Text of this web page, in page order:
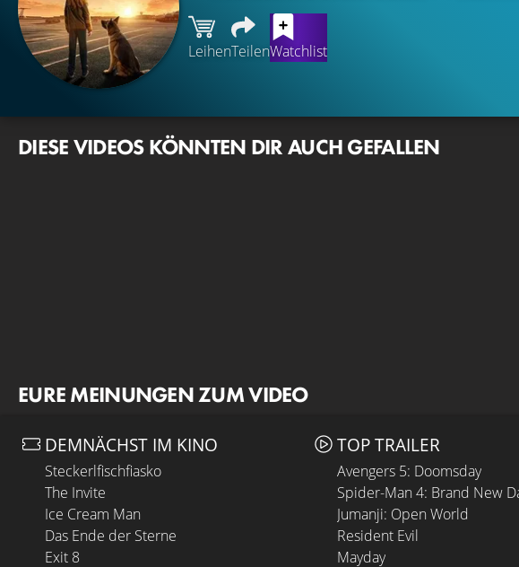
LeihenTeilenWatchlist
DIESE VIDEOS KÖNNTEN DIR AUCH GEFALLEN
EURE MEINUNGEN ZUM VIDEO
DEMNÄCHST IM KINO
Steckerlfischfiasko
The Invite
Ice Cream Man
Das Ende der Sterne
Exit 8
TOP TRAILER
Avengers 5: Doomsday
Spider-Man 4: Brand New
Jumanji: Open World
Resident Evil
Mayday